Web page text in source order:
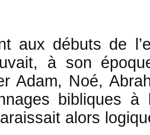
aux débuts de
à son
Adam, Noé,
bibliques à
alors